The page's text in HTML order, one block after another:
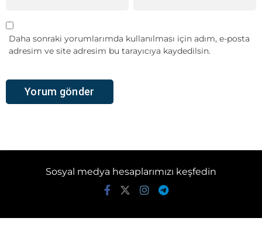
Daha sonraki yorumlarımda kullanılması için adım, e-posta
adresim ve site adresim bu tarayıcıya kaydedilsin.
Sosyal medya hesaplarımızı keşfedin